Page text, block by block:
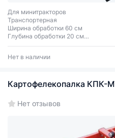
Для минитракторов
Транспортерная
Ширина обработки 60 см
Глубина обработки 20 см
Вес 65 кг
Нет в наличии
Картофелекопалка КПК-
Нет отзывов